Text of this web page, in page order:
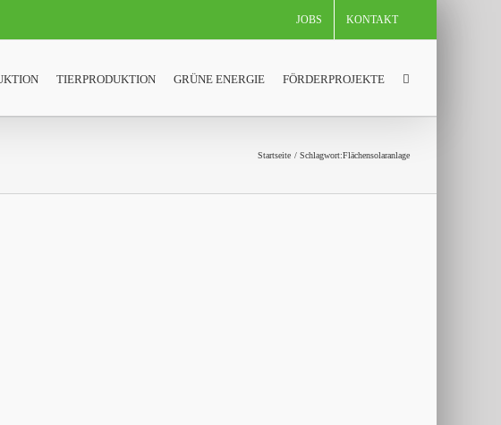
JOBS KONTAKT
TIERPRODUKTION GRÜNE ENERGIE FÖRDERPROJEKTE
Startseite Schlagwort:Flächensolaranlage